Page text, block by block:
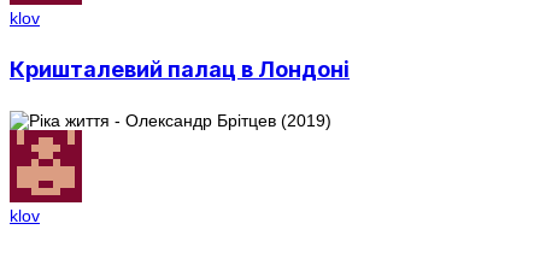
klov
Кришталевий палац в Лондоні
klov